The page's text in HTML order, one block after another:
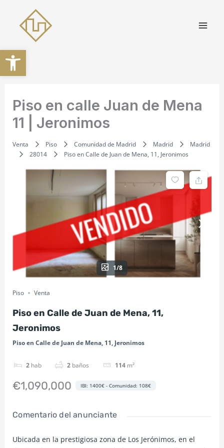
Abrir barra de herramientas
contenido
Piso en calle Juan de Mena
11 | Jeronimos
Venta Piso Comunidad de Madrid Madrid
Madrid
28014
Piso en Calle de Juan de Mena, 11, Jeronimos
1/8
Piso Venta
Piso en Calle de Juan de Mena, 11,
Jeronimos
Piso en Calle de Juan de Mena, 11, Jeronimos
2 hab 2 baños 114 m²
€1,090,000 IBI: 1400€ - Comunidad: 108€
Comentario del anunciante
Ubicada en la prestigiosa zona de Los Jerónimos, en el